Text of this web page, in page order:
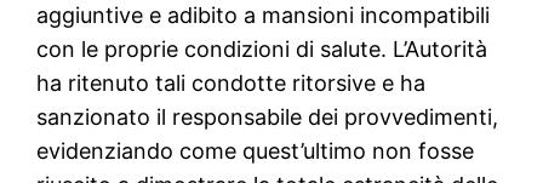
aggiuntive e adibito a mansioni incompatibili
con le proprie condizioni di salute. L’Autorità
ha ritenuto tali condotte ritorsive e ha
sanzionato il responsabile dei provvedimenti,
evidenziando come quest’ultimo non fosse